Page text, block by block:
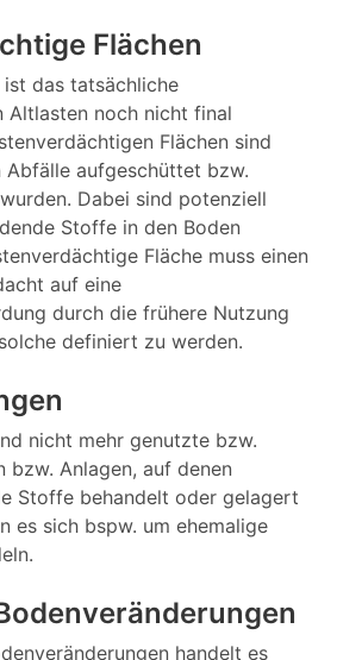
Flächen
ist das tatsächliche
Altlasten noch nicht final
Flächen sind
Abfälle aufgeschüttet bzw.
Dabei sind potenziell
Stoffe in den Boden
Fläche muss einen
auf eine
durch die frühere Nutzung
definiert zu werden.
nicht mehr genutzte bzw.
bzw. Anlagen, auf denen
Stoffe behandelt oder gelagert
es sich bspw. um ehemalige
handelt es